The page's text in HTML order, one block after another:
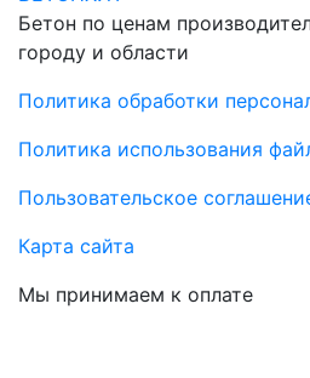
Бетон по ценам
городу и области
Политика обработки
Политика использования
Пользовательское
Карта сайта
Мы принимаем к оплате